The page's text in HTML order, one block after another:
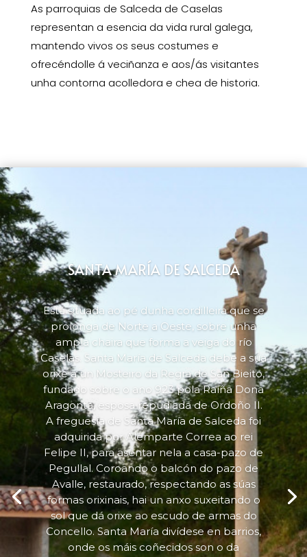
As parroquias de Salceda de Caselas
representan a esencia da vida rural galega,
mantendo vivos os seus costumes e
ofrecéndolle á veciñanza e aos/ás visitantes
unha contorna acolledora e chea de historia.
SANTA MARÍA DE SALCEDA
Está situada ao pé dunha cordilleira que se
prolonga de Norte a Oeste, sobre unha
ampla chaira que forma a veiga do río
Caselas. Santa María de Salceda debe a súa
orixe a un Mosteiro da Regra de San Bieito,
fundado sobre o ano 923 pola Raíña Dona
Aragonta, esposa repudiada de Ordoño II.
A freguesía de Santa María de Salceda foi
adquirida por Alemparte Correa ao rei
Felipe II, para asentar nela a casa-pazo de
Pegullal. Coroando o balcón do pazo de
Avalle, restaurado, respectando as súas
formas orixinais, hai un anxo suxeitando o
sol que dá orixe ao escudo de armas do
Concello. Santa María divídese en barrios,
onde os máis coñecidos son o da